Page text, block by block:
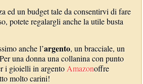
ed un budget tale da consentirvi di fare
potete regalargli anche la utile busta
anche l’argento, un bracciale, un
una donna una collanina con punto
i gioielli in argentoAmazonoffre
molto carini!